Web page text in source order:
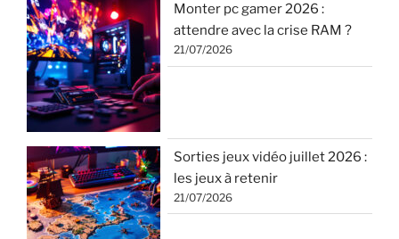
Monter pc gamer 2026 :
attendre avec la crise RAM ?
21/07/2026
Sorties jeux vidéo juillet 2026 :
les jeux à retenir
21/07/2026